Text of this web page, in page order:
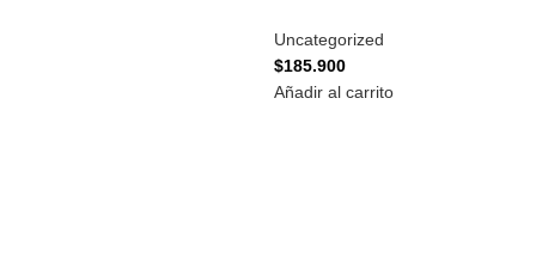
Uncategorized
$185.900
Añadir al carrito